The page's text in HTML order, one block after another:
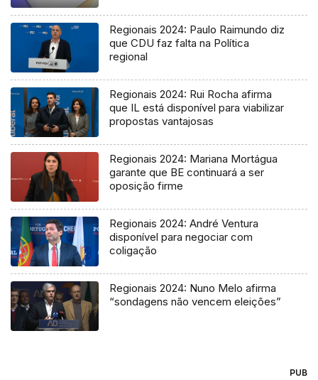
Regionais 2024: Paulo Raimundo diz
que CDU faz falta na Política
regional
Regionais 2024: Rui Rocha afirma
que IL está disponível para viabilizar
propostas vantajosas
Regionais 2024: Mariana Mortágua
garante que BE continuará a ser
oposição firme
Regionais 2024: André Ventura
disponível para negociar com
coligação
Regionais 2024: Nuno Melo afirma
“sondagens não vencem eleições”
PUB